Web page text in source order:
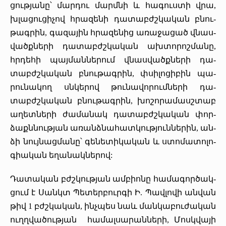
ցութ­յա­նը՝ մար­դու մարմ­նի և ­հա­գուս­տի վրա,
խլա­ցու­ցի­չով հրա­զե­նի դա­տաբժշ­կա­կան բնու­
թագ­րին, գա­զա­յին հրա­զե­նից ա­ռա­ջա­ցած վնաս­
վածք­նե­րի դա­տաբժշ­կա­կան ախ­տո­րոշ­մա­նը,
հրդե­հի պայ­ման­նե­րում վնաս­վածք­նե­րի դա­
տաբժշ­կա­կան բնու­թագ­րին, փսի­լո­ցի­բին պա­
րու­նա­կող սնկե­րով թու­նա­վո­րում­նե­րի դա­
տաբժշ­կա­կան բնու­թագ­րին, խո­շո­րա­մասշ­տաբ
ա­ղետ­նե­րի ժա­մա­նակ դա­տաբժշ­կա­կան փոր­
ձաքն­նութ­յան ա­ռանձ­նա­հատ­կութ­յուն­նե­րին, ան­
ձի նույ­նաց­մա­նը՝ գե­նե­տի­կա­կան և ս­տո­մա­տո­լո­
գիա­կան ե­ղա­նակ­նե­րով:
­Դա­տա­կան բժշկութ­յան ամ­բիո­նը հա­մա­գոր­ծակ­
ցում է ­Սանկտ ­Պե­տեր­բուր­գի Ի. Պավ­լո­վի ան­վան
թիվ 1 բժշկա­կան, ինչ­պես նաև ման­կա­բու­ժա­կան
ուղղ­վա­ծութ­յան հա­մալ­սա­րան­նե­րի, ­Մոսկ­վա­յի